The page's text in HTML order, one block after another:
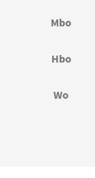
Mbo
Hbo
Wo